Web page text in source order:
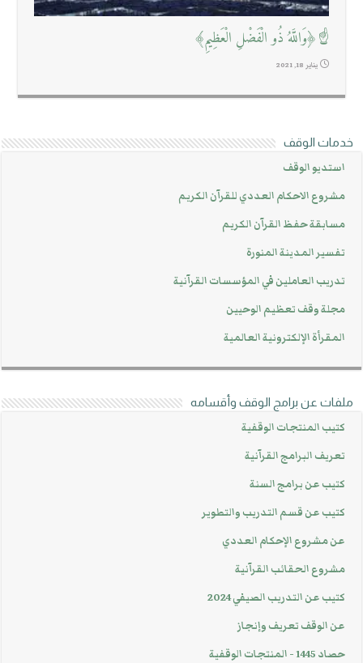
☝﴿وَاللَّهُ ذُو الْفَضْلِ الْعَظِيمِ﴾
يناير 18, 2021
خدمات الوقف
استديو الوقف
مشروع الاحكام العددي للقرآن الكريم
مسابقة حفظ القرآن الكريم
تفسير المدينة المنورة
تدريب العاملين في المؤسسات القرآنية
مجلة وقف تعظيم الوحيين
المقرأة الإلكترونية العالمية
ملفات عن برامج الوقف وأقسامه
كتيب المنتجات الوقفية
تعريف البرامج القرآنية
كتيب عن برامج السنة
كتيب عن قسم التدريب والتطوير
عن مشروع الإحكام العددي
مشروع الحقائب القرآنية
كتيب عن التدريب الصيفي 2024
عن الوقف تعريف وإنجاز
حصاد 1445 - المنتجات الوقفية